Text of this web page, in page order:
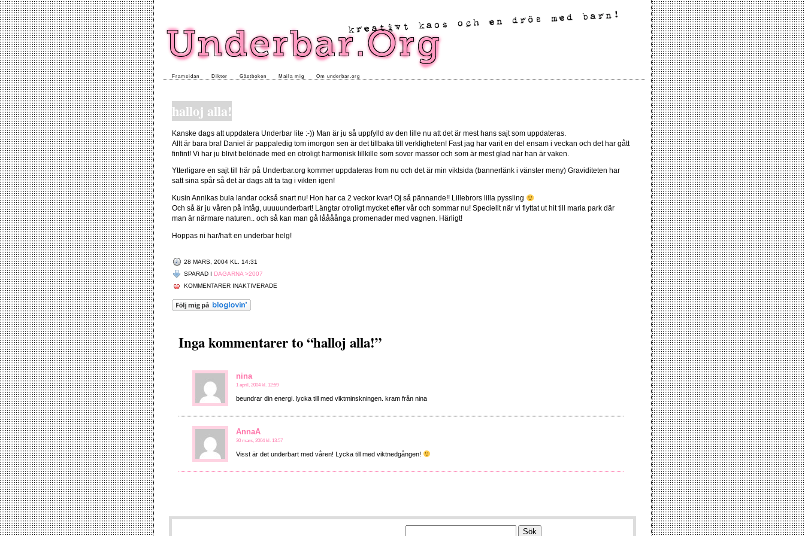
Framsidan Dikter Gästboken Maila mig Om underbar.org
halloj alla!
Kanske dags att uppdatera Underbar lite :-)) Man är ju så uppfylld av den lille nu att det är mest hans sajt som uppdateras.
Allt är bara bra! Daniel är pappaledig tom imorgon sen är det tillbaka till verkligheten! Fast jag har varit en del ensam i veckan och det har gått
finfint! Vi har ju blivit belönade med en otroligt harmonisk lillkille som sover massor och som är mest glad när han är vaken.
Ytterligare en sajt till här på Underbar.org kommer uppdateras from nu och det är min viktsida (bannerlänk i vänster meny) Graviditeten har
satt sina spår så det är dags att ta tag i vikten igen!
Kusin Annikas bula landar också snart nu! Hon har ca 2 veckor kvar! Oj så pännande!! Lillebrors lilla pyssling
Och så är ju våren på intåg, uuuuunderbart! Längtar otroligt mycket efter vår och sommar nu! Speciellt när vi flyttat ut hit till maria park där
man är närmare naturen.. och så kan man gå låååånga promenader med vagnen. Härligt!
Hoppas ni har/haft en underbar helg!
28 MARS, 2004 KL. 14:31
SPARAD I DAGARNA >2007
KOMMENTARER INAKTIVERADE
Inga kommentarer to “halloj alla!”
nina
1 april, 2004 kl. 12:59
beundrar din energi. lycka till med viktminskningen. kram från nina
AnnaA
30 mars, 2004 kl. 13:57
Visst är det underbart med våren! Lycka till med viktnedgången!